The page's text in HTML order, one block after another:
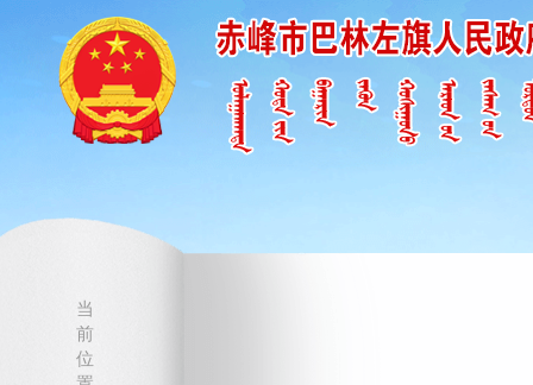
当
前
位